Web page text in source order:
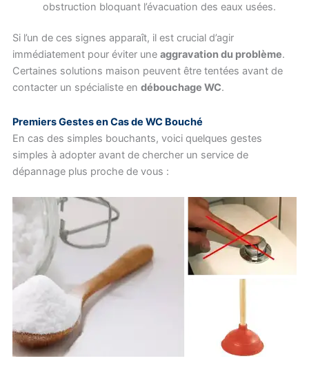
obstruction bloquant l’évacuation des eaux usées.
Si l’un de ces signes apparaît, il est crucial d’agir
immédiatement pour éviter une aggravation du problème.
Certaines solutions maison peuvent être tentées avant de
contacter un spécialiste en débouchage WC.
Premiers Gestes en Cas de WC Bouché
En cas des simples bouchants, voici quelques gestes
simples à adopter avant de chercher un service de
dépannage plus proche de vous :